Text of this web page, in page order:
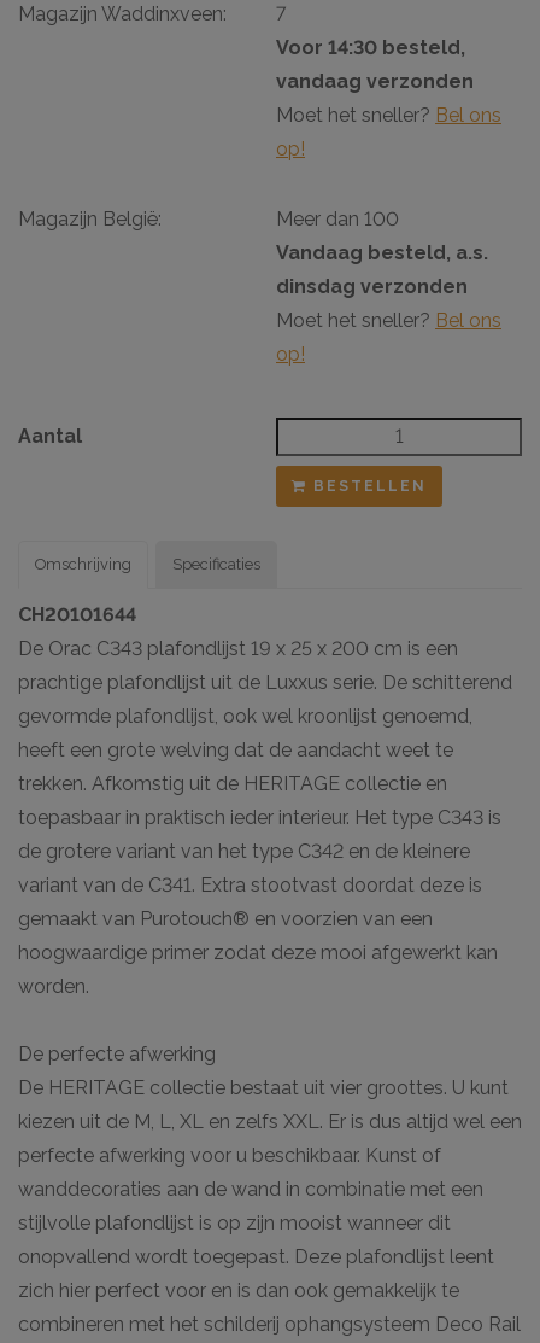
Magazijn Waddinxveen:
7
Voor 14:30 besteld,
vandaag verzonden
Moet het sneller? Bel ons
op!
Magazijn België:
Meer dan 100
Vandaag besteld, a.s.
dinsdag verzonden
Moet het sneller? Bel ons
op!
Aantal
BESTELLEN
Omschrijving
CH20101644
De Orac C343 plafondlijst 19 x 25 x 200 cm is een
prachtige plafondlijst uit de Luxxus serie. De schitterend
gevormde plafondlijst, ook wel kroonlijst genoemd,
heeft een grote welving dat de aandacht weet te
trekken. Afkomstig uit de HERITAGE collectie en
toepasbaar in praktisch ieder interieur. Het type C343 is
de grotere variant van het type C342 en de kleinere
variant van de C341. Extra stootvast doordat deze is
gemaakt van Purotouch® en voorzien van een
hoogwaardige primer zodat deze mooi afgewerkt kan
worden.
De perfecte afwerking
De HERITAGE collectie bestaat uit vier groottes. U kunt
kiezen uit de M, L, XL en zelfs XXL. Er is dus altijd wel een
perfecte afwerking voor u beschikbaar. Kunst of
wanddecoraties aan de wand in combinatie met een
stijlvolle plafondlijst is op zijn mooist wanneer dit
onopvallend wordt toegepast. Deze plafondlijst leent
zich hier perfect voor en is dan ook gemakkelijk te
combineren met het schilderij ophangsysteem Deco Rail
Specificaties